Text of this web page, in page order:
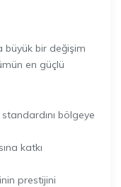
büyük bir değişim
en güçlü
bölgeye
katkı
prestijini